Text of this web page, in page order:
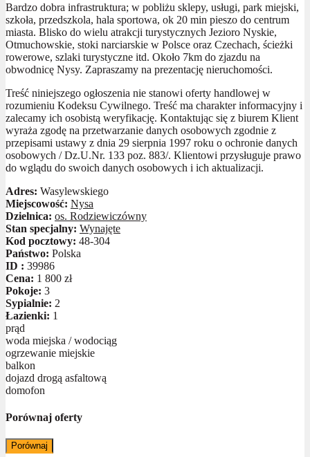
Bardzo dobra infrastruktura; w pobliżu sklepy, usługi, park miejski,
szkoła, przedszkola, hala sportowa, ok 20 min pieszo do centrum
miasta. Blisko do wielu atrakcji turystycznych Jezioro Nyskie,
Otmuchowskie, stoki narciarskie w Polsce oraz Czechach, ścieżki
rowerowe, szlaki turystyczne itd. Około 7km do zjazdu na
obwodnicę Nysy. Zapraszamy na prezentację nieruchomości.
Treść niniejszego ogłoszenia nie stanowi oferty handlowej w
rozumieniu Kodeksu Cywilnego. Treść ma charakter informacyjny i
zalecamy ich osobistą weryfikację. Kontaktując się z biurem Klient
wyraża zgodę na przetwarzanie danych osobowych zgodnie z
przepisami ustawy z dnia 29 sierpnia 1997 roku o ochronie danych
osobowych / Dz.U.Nr. 133 poz. 883/. Klientowi przysługuje prawo
do wglądu do swoich danych osobowych i ich aktualizacji.
Adres: Wasylewskiego
Miejscowość: Nysa
Dzielnica: os. Rodziewiczówny
Stan specjalny: Wynajęte
Kod pocztowy: 48-304
Państwo: Polska
ID : 39986
Cena: 1 800 zł
Pokoje: 3
Sypialnie: 2
Łazienki: 1
prąd
woda miejska / wodociąg
ogrzewanie miejskie
balkon
dojazd drogą asfaltową
domofon
Porównaj oferty
Porównaj